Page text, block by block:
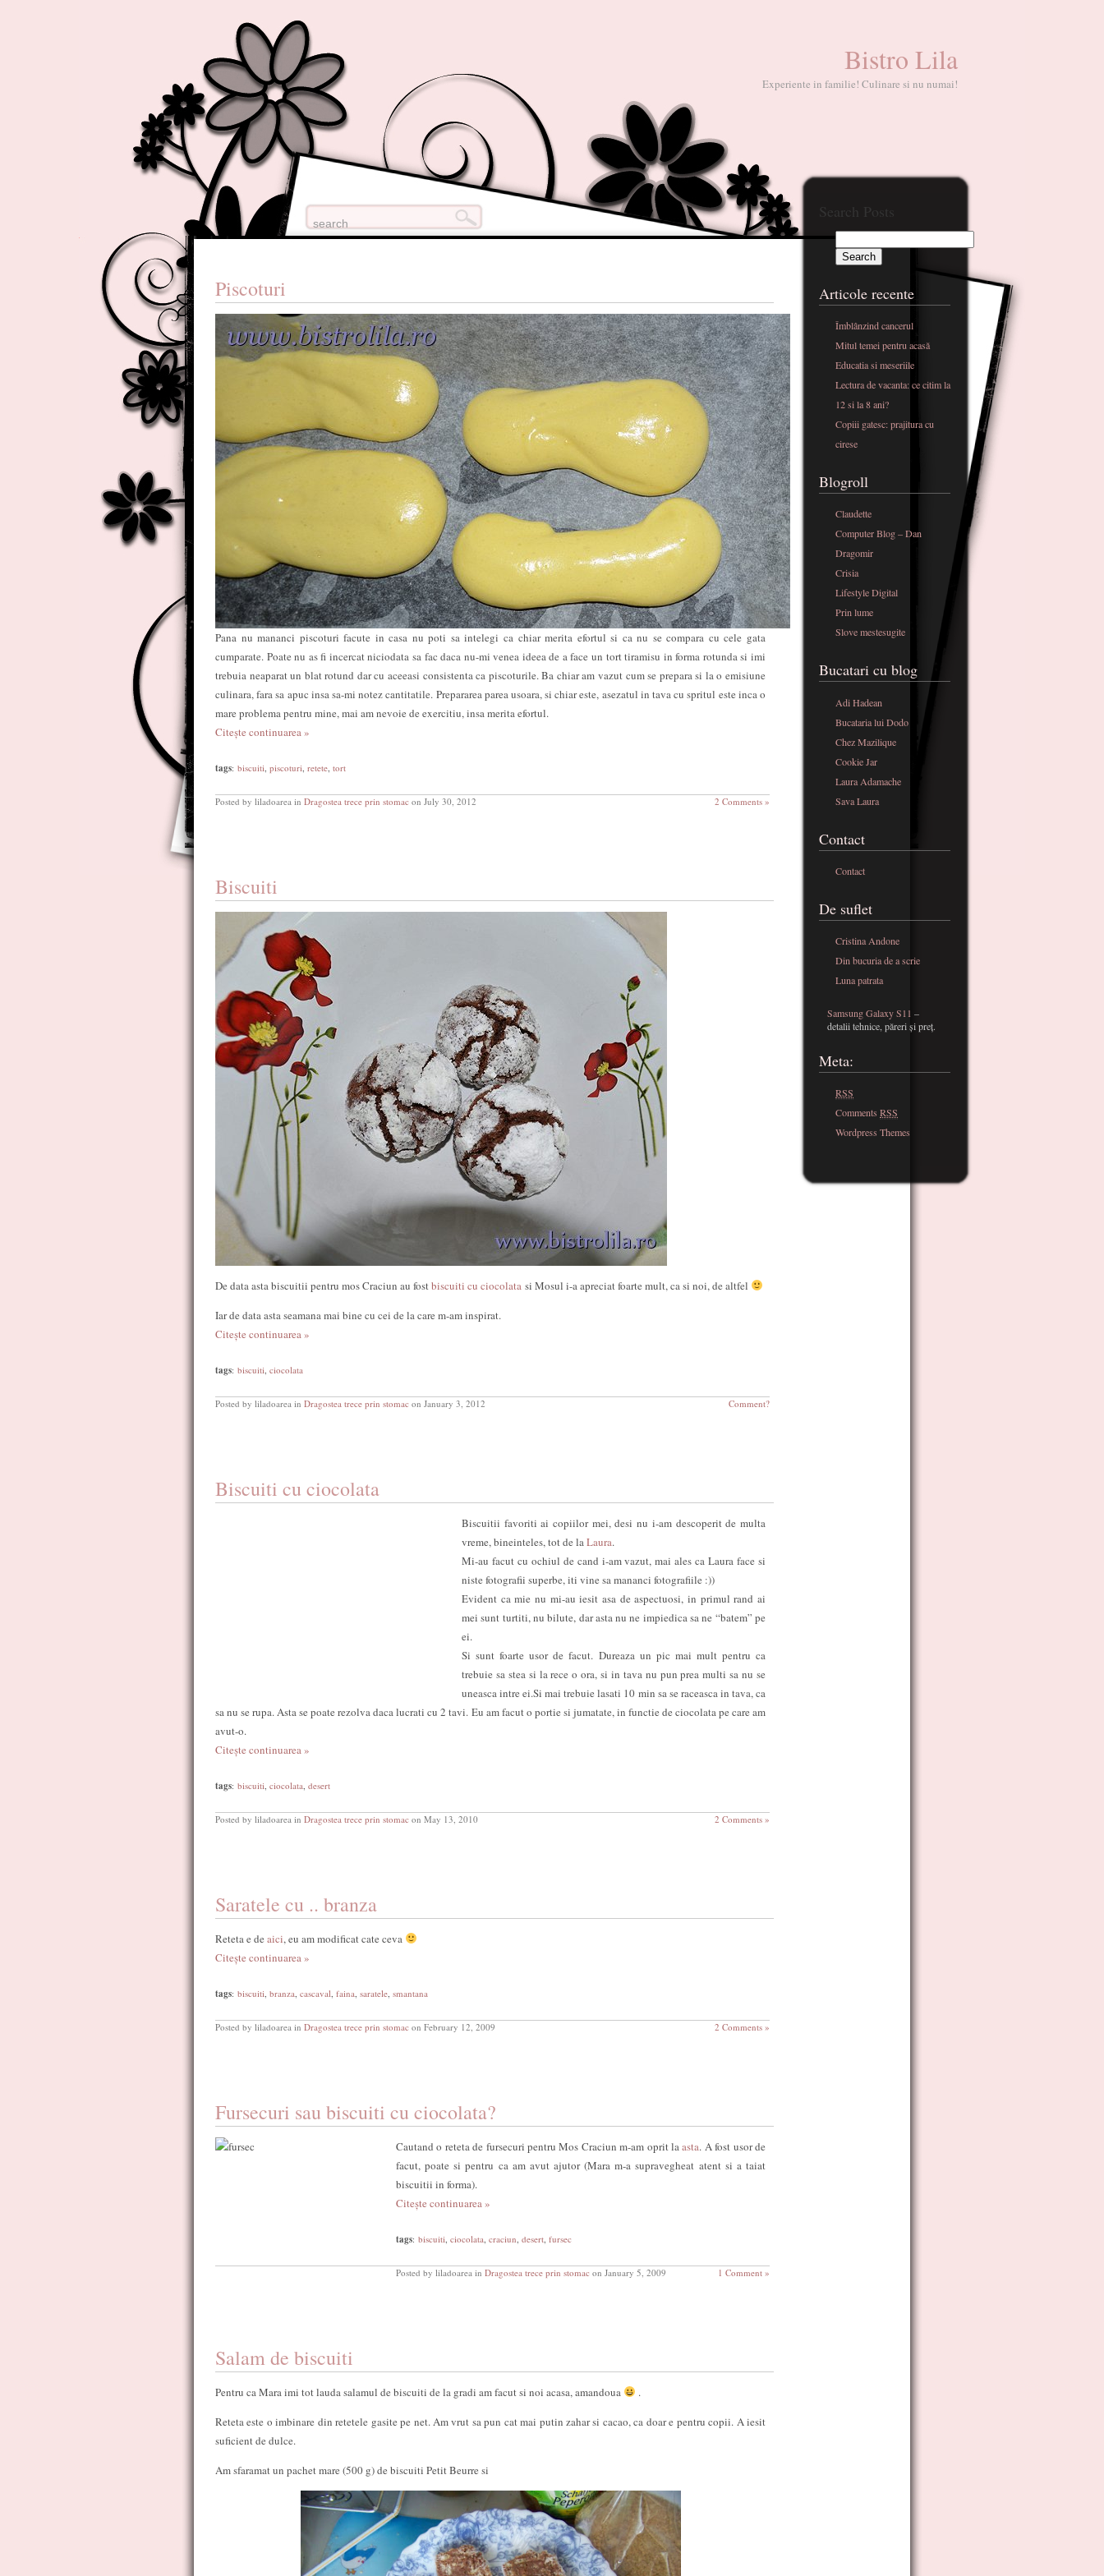
Bistro Lila
Experiente in familie! Culinare si nu numai!
Piscoturi
Pana nu mananci piscoturi facute in casa nu poti sa intelegi ca chiar merita efortul si ca nu se compara cu cele gata
cumparate. Poate nu as fi incercat niciodata sa fac daca nu-mi venea ideea de a face un tort tiramisu in forma rotunda si imi
trebuia neaparat un blat rotund dar cu aceeasi consistenta ca piscoturile. Ba chiar am vazut cum se prepara si la o emisiune
culinara, fara sa apuc insa sa-mi notez cantitatile. Prepararea parea usoara, si chiar este, asezatul in tava cu spritul este inca o
mare problema pentru mine, mai am nevoie de exercitiu, insa merita efortul.
Citește continuarea »
tags: biscuiti, piscoturi, retete, tort
Posted by liladoarea in Dragostea trece prin stomac on July 30, 2012 2 Comments »
Biscuiti
De data asta biscuitii pentru mos Craciun au fostbiscuiti cu ciocolata si Mosul i-a apreciat foarte mult, ca si noi, de altfel
Iar de data asta seamana mai bine cu cei de la care m-am inspirat.
Citește continuarea »
tags: biscuiti, ciocolata
Posted by liladoarea in Dragostea trece prin stomac on January 3, 2012 Comment?
Biscuiti cu ciocolata
Biscuitii favoriti ai copiilor mei, desi nu i-am descoperit de multa
vreme, bineinteles, tot de laLaura.
Mi-au facut cu ochiul de cand i-am vazut, mai ales ca Laura face si
niste fotografii superbe, iti vine sa mananci fotografiile :))
Evident ca mie nu mi-au iesit asa de aspectuosi, in primul rand ai
mei sunt turtiti, nu bilute, dar asta nu ne impiedica sa ne “batem” pe
ei.
Si sunt foarte usor de facut. Dureaza un pic mai mult pentru ca
trebuie sa stea si la rece o ora, si in tava nu pun prea multi sa nu se
uneasca intre ei.Si mai trebuie lasati 10 min sa se raceasca in tava, ca
sa nu se rupa. Asta se poate rezolva daca lucrati cu 2 tavi. Eu am facut o portie si jumatate, in functie de ciocolata pe care am
avut-o.
Citește continuarea »
tags: biscuiti, ciocolata, desert
Posted by liladoarea in Dragostea trece prin stomac on May 13, 2010 2 Comments »
Saratele cu .. branza
Reteta e de aici, eu am modificat cate ceva
Citește continuarea »
tags: biscuiti, branza, cascaval, faina, saratele, smantana
Posted by liladoarea in Dragostea trece prin stomac on February 12, 2009 2 Comments »
Fursecuri sau biscuiti cu ciocolata?
Cautand o reteta de fursecuri pentru Mos Craciun m-am oprit laasta. A fost usor de
facut, poate si pentru ca am avut ajutor (Mara m-a supravegheat atent si a taiat
biscuitii in forma).
Citește continuarea »
tags: biscuiti, ciocolata, craciun, desert, fursec
Posted by liladoarea in Dragostea trece prin stomac on January 5, 2009 1 Comment »
Salam de biscuiti
Pentru ca Mara imi tot lauda salamul de biscuiti de la gradi am facut si noi acasa, amandoua
.
Reteta este o imbinare din retetele gasite pe net. Am vrut sa pun cat mai putin zahar si cacao, ca doar e pentru copii. A iesit
suficient de dulce.
Am sfaramat un pachet mare (500 g) de biscuiti Petit Beurre si
Search Posts
Articole recente
Îmblânzind cancerul
Mitul temei pentru acasă
Educatia si meseriile
Lectura de vacanta: ce citim la
12 si la 8 ani?
Copiii gatesc: prajitura cu
cirese
Blogroll
Claudette
Computer Blog – Dan
Dragomir
Crisia
Lifestyle Digital
Prin lume
Slove mestesugite
Bucatari cu blog
Adi Hadean
Bucataria lui Dodo
Chez Mazilique
Cookie Jar
Laura Adamache
Sava Laura
Contact
Contact
De suflet
Cristina Andone
Din bucuria de a scrie
Luna patrata
Samsung Galaxy S11 –
detalii tehnice, păreri și preț.
Meta:
RSS
Comments RSS
Wordpress Themes